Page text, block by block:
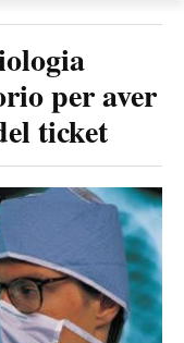
per aver
ticket